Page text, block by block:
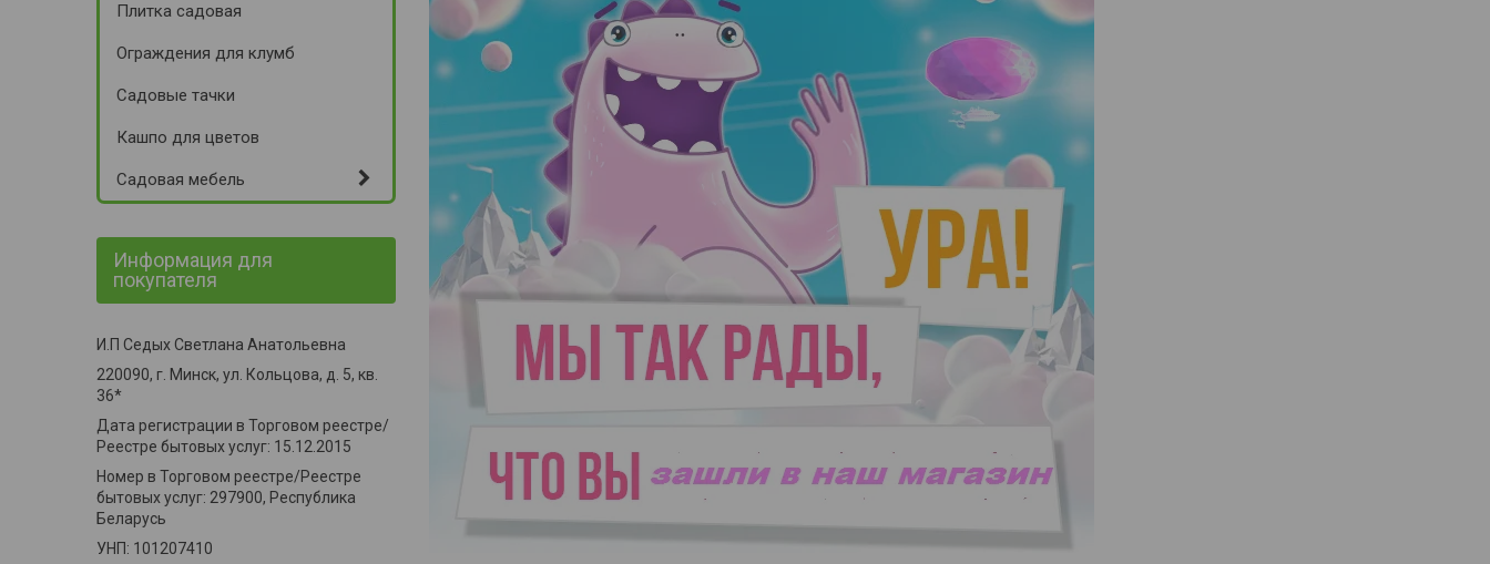
Плитка садовая
Ограждения для клумб
Садовые тачки
Кашпо для цветов
Садовая мебель
Информация для
покупателя
И.П Седых Светлана Анатольевна
220090, г. Минск, ул. Кольцова, д. 5, кв.
36*
Дата регистрации в Торговом реестре/
Реестре бытовых услуг: 15.12.2015
Номер в Торговом реестре/Реестре
бытовых услуг: 297900, Республика
Беларусь
УНП: 101207410